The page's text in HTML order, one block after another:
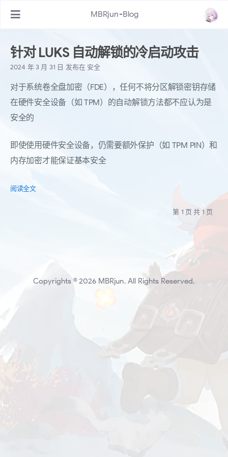
MBRjun-Blog
针对 LUKS 自动解锁的冷启动攻击
2024 年 3 月 31 日 发布在 安全
对于系统卷全盘加密（FDE），任何不将分区解锁密钥存储
在硬件安全设备（如 TPM）的自动解锁方法都不应认为是
安全的
即使使用硬件安全设备，仍需要额外保护（如 TPM PIN）和
内存加密才能保证基本安全
阅读全文
第 1 页 共 1 页
Copyrights © 2026 MBRjun. All Rights Reserved.